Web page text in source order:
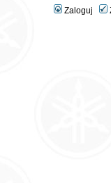
Zaloguj